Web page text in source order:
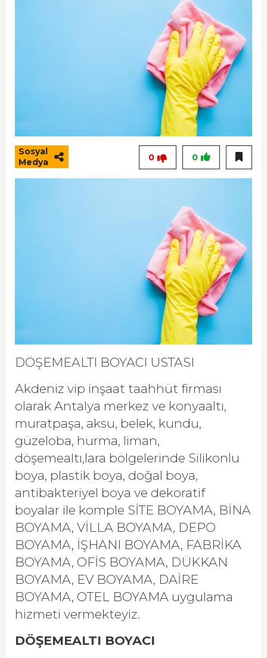
Sosyal
Medya
0
0
DÖŞEMEALTI BOYACI USTASI
Akdeniz vip inşaat taahhüt firması
olarak Antalya merkez ve konyaaltı,
muratpaşa, aksu, belek, kundu,
güzeloba, hurma, liman,
döşemealtı,lara bölgelerinde Silikonlu
boya, plastik boya, doğal boya,
antibakteriyel boya ve dekoratif
boyalar ile komple SİTE BOYAMA, BİNA
BOYAMA, VİLLA BOYAMA, DEPO
BOYAMA, İŞHANI BOYAMA, FABRİKA
BOYAMA, OFİS BOYAMA, DÜKKAN
BOYAMA, EV BOYAMA, DAİRE
BOYAMA, OTEL BOYAMA uygulama
hizmeti vermekteyiz.
DÖŞEMEALTI BOYACI